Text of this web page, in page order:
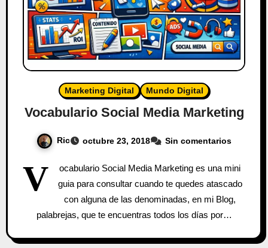
Marketing Digital Mundo Digital
Vocabulario Social Media Marketing
Ric octubre 23, 2018 Sin comentarios
V
ocabulario Social Media Marketing es una mini
guia para consultar cuando te quedes atascado
con alguna de las denominadas, en mi Blog,
palabrejas, que te encuentras todos los días por…